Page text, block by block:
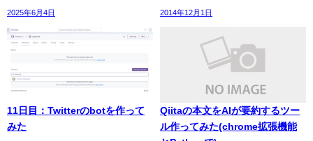
2025年6月4日 2014年12月1日
11日目：Twitterのbotを作って
みた
Qiitaの本文をAIが要約するツー
ル作ってみた(chrome拡張機能